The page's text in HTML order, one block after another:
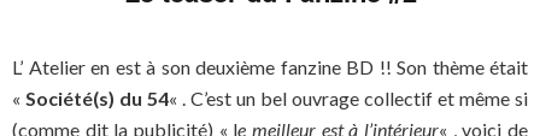
L’ Atelier en est à son deuxième fanzine BD !! Son thème était
« Société(s) du 54« . C’est un bel ouvrage collectif et même si
(comme dit la publicité) « le meilleur est à l’intérieur« , voici de